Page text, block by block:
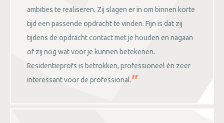
ambities te realiseren. Zij slagen er in om binnen korte
tijd een passende opdracht te vinden. Fijn is dat zij
tijdens de opdracht contact met je houden en nagaan
of zij nog wat voor je kunnen betekenen.
Residentieprofs is betrokken, professioneel én zeer
interessant voor de professional.